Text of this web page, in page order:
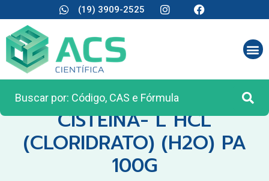
(19) 3909-2525
CATEGORIA:REAGENTES ANALÍTICOS
CISTEINA- L HCL
(CLORIDRATO) (H2O) PA
100G